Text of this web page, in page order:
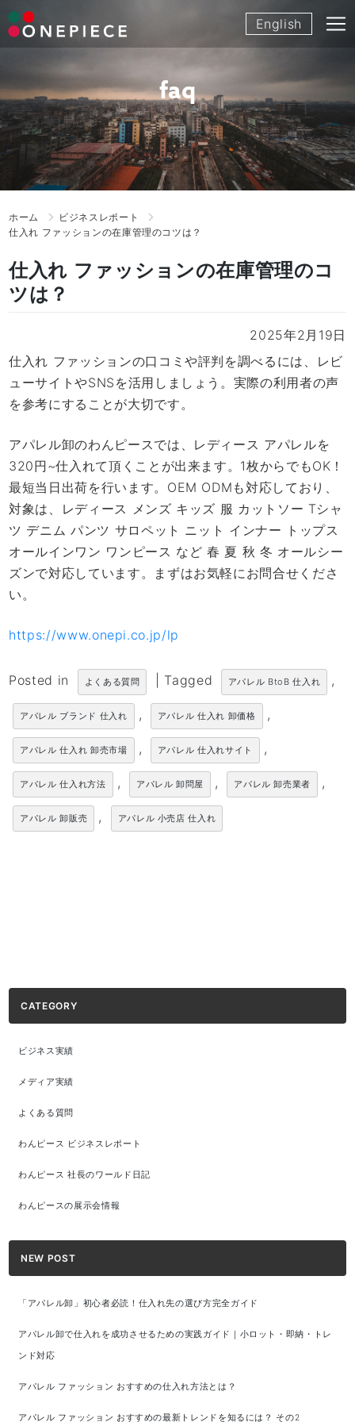
Skip
to
English
faq
ホーム
ビジネスレポート
仕入れ ファッションの在庫管理のコツは？
仕入れ ファッションの在庫管理のコ
ツは？
2025年2月19日
仕入れ ファッションの口コミや評判を調べるには、レビ
ューサイトやSNSを活用しましょう。実際の利用者の声
を参考にすることが大切です。
アパレル卸のわんピースでは、レディース アパレルを
320円~仕入れて頂くことが出来ます。1枚からでもOK！
最短当日出荷を行います。OEM ODMも対応しており、
対象は、レディース メンズ キッズ 服 カットソー Tシャ
ツ デニム パンツ サロペット ニット インナー トップス
オールインワン ワンピース など 春 夏 秋 冬 オールシー
ズンで対応しています。まずはお気軽にお問合せくださ
い。
https://www.onepi.co.jp/lp
Posted in よくある質問 Tagged アパレル BtoB 仕入れ ,
アパレル ブランド 仕入れ , アパレル 仕入れ 卸価格 ,
アパレル 仕入れ 卸売市場 , アパレル 仕入れサイト ,
アパレル 仕入れ方法 , アパレル 卸問屋 , アパレル 卸売業者 ,
アパレル 卸販売 , アパレル 小売店 仕入れ
CATEGORY
ビジネス実績
メディア実績
よくある質問
わんピース ビジネスレポート
わんピース 社長のワールド日記
わんピースの展示会情報
NEW POST
「アパレル卸」初心者必読！仕入れ先の選び方完全ガイド
アパレル卸で仕入れを成功させるための実践ガイド｜小ロット・即納・トレ
ンド対応
アパレル ファッション おすすめの仕入れ方法とは？
アパレル ファッション おすすめの最新トレンドを知るには？ その2